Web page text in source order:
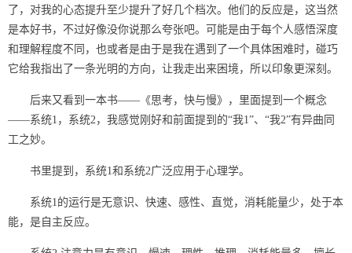
了，对我的心态提升至少提升了好几个档次。他们的反应是，这当然
是本好书，不过好像没你说那么夸张吧。可能是由于每个人感悟深度
和理解程度不同，也或者是由于是我在遇到了一个具体困难时，碰巧
它给我指出了一条光明的方向，让我走出来困境，所以印象更深刻。
后来又看到一本书——《思考，快与慢》，里面提到一个概念
——系统1，系统2，我感觉刚好和前面提到的“我1”、“我2”有异曲同
工之妙。
书里提到，系统1和系统2广泛应用于心理学。
系统1的运行是无意识、快速、感性、直觉，消耗能量少，处于本
能，是自主反应。